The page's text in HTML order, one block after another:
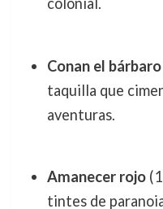
Conan el bárbaro
taquilla que
aventuras.
Amanecer rojo
tintes de